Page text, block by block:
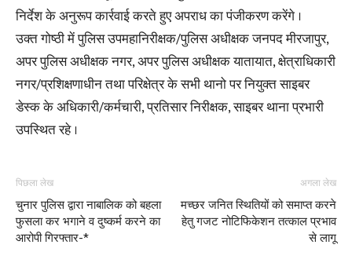
निर्देश के अनुरूप कार्रवाई करते हुए अपराध का पंजीकरण करेंगे ।
उक्त गोष्ठी में पुलिस उपमहानिरीक्षक/पुलिस अधीक्षक जनपद मीरजापुर,
अपर पुलिस अधीक्षक नगर, अपर पुलिस अधीक्षक यातायात, क्षेत्राधिकारी
नगर/प्रशिक्षणाधीन तथा परिक्षेत्र के सभी थानो पर नियुक्त साइबर
डेस्क के अधिकारी/कर्मचारी, प्रतिसार निरीक्षक, साइबर थाना प्रभारी
उपस्थित रहे ।
पिछला लेख
चुनार पुलिस द्वारा नाबालिक को बहला
फुसला कर भगाने व दुष्कर्म करने का
आरोपी गिरफ्तार-*
अगला लेख
मच्छर जनित स्थितियों को समाप्त करने
हेतु गजट नोटिफिकेशन तत्काल प्रभाव
से लागू